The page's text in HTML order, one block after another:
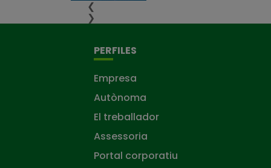
❮
❯
PERFILES
Empresa
Autònoma
El treballador
Assessoria
Portal corporatiu